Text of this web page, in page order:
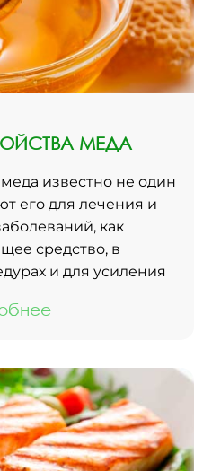
МЕДА
известно не один
его для лечения и
как
средство, в
и для усиления